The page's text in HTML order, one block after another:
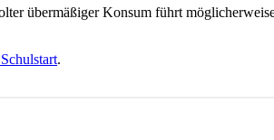
übermäßiger Konsum führt
.